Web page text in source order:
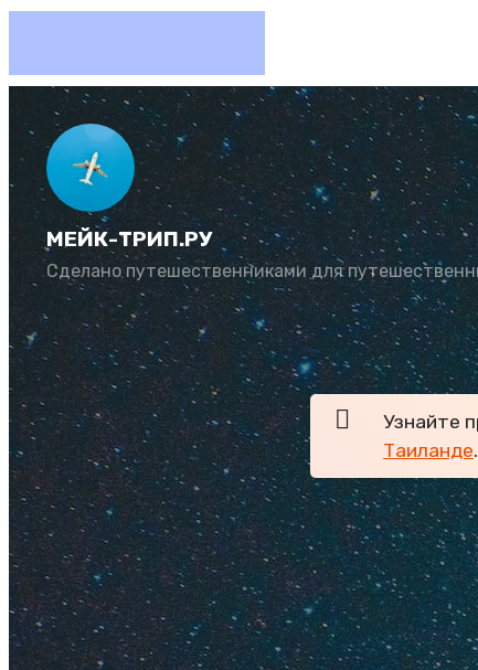
МЕЙК-ТРИП.РУ
Сделано путешественниками для
7
Автор: Рената
Хорошая страна
Узнайте
Таиланде.
Tripster